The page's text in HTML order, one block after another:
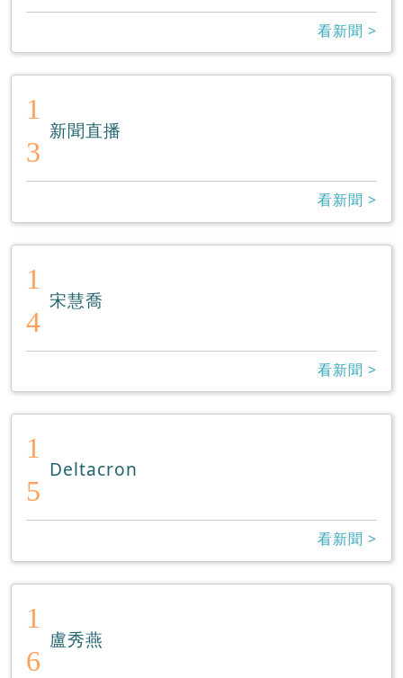
看新聞 >
1
3
新聞直播
看新聞 >
1
4
宋慧喬
看新聞 >
1
5
Deltacron
看新聞 >
1
6
盧秀燕